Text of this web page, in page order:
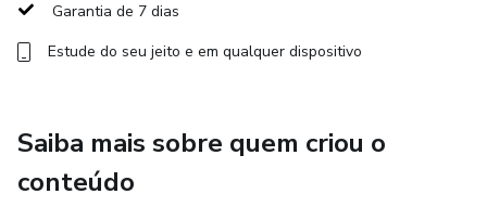
Garantia de 7 dias
Estude do seu jeito e em qualquer dispositivo
Saiba mais sobre quem criou o
conteúdo